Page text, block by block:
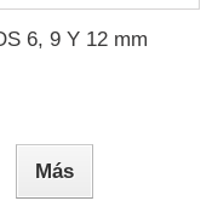
6, 9 Y 12 mm
Más